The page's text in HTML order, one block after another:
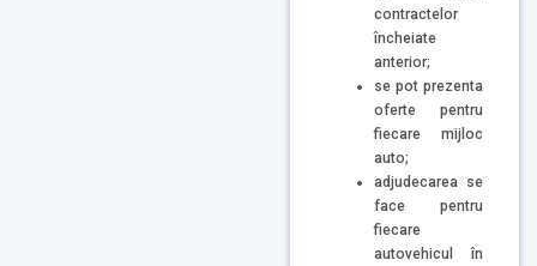
contractelor
încheiate
anterior;
se pot prezenta
oferte pentru
fiecare mijloc
auto;
adjudecarea se
face pentru
fiecare
autovehicul în